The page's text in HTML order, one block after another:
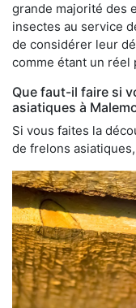
grande majorité des
insectes au service
de considérer leur
comme étant un réel
Que faut-il faire si
asiatiques à
Si vous faites la
de frelons